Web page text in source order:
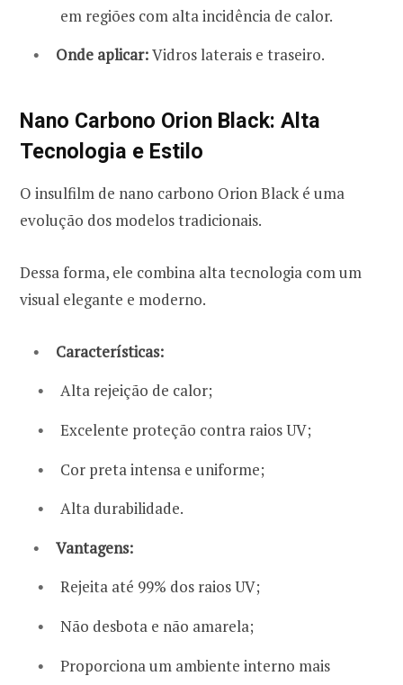
em regiões com alta incidência de calor.
Onde aplicar:Vidros laterais e traseiro.
Nano Carbono Orion Black: Alta
Tecnologia e Estilo
O insulfilm de nano carbono Orion Black é uma
evolução dos modelos tradicionais.
Dessa forma, ele combina alta tecnologia com um
visual elegante e moderno.
Características:
Alta rejeição de calor;
Excelente proteção contra raios UV;
Cor preta intensa e uniforme;
Alta durabilidade.
Vantagens:
Rejeita até 99% dos raios UV;
Não desbota e não amarela;
Proporciona um ambiente interno mais